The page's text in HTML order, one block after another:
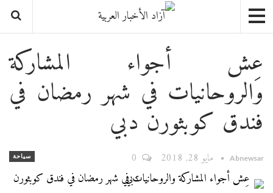
عِش أجواء المشاركة
والروحانيات في شهر رمضان في
فندق كوبثورن دبي
سياحة Abnewsar مايو 28, 2018